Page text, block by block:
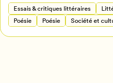
Essais & critiques littéraires
Poésie
Poésie Société et